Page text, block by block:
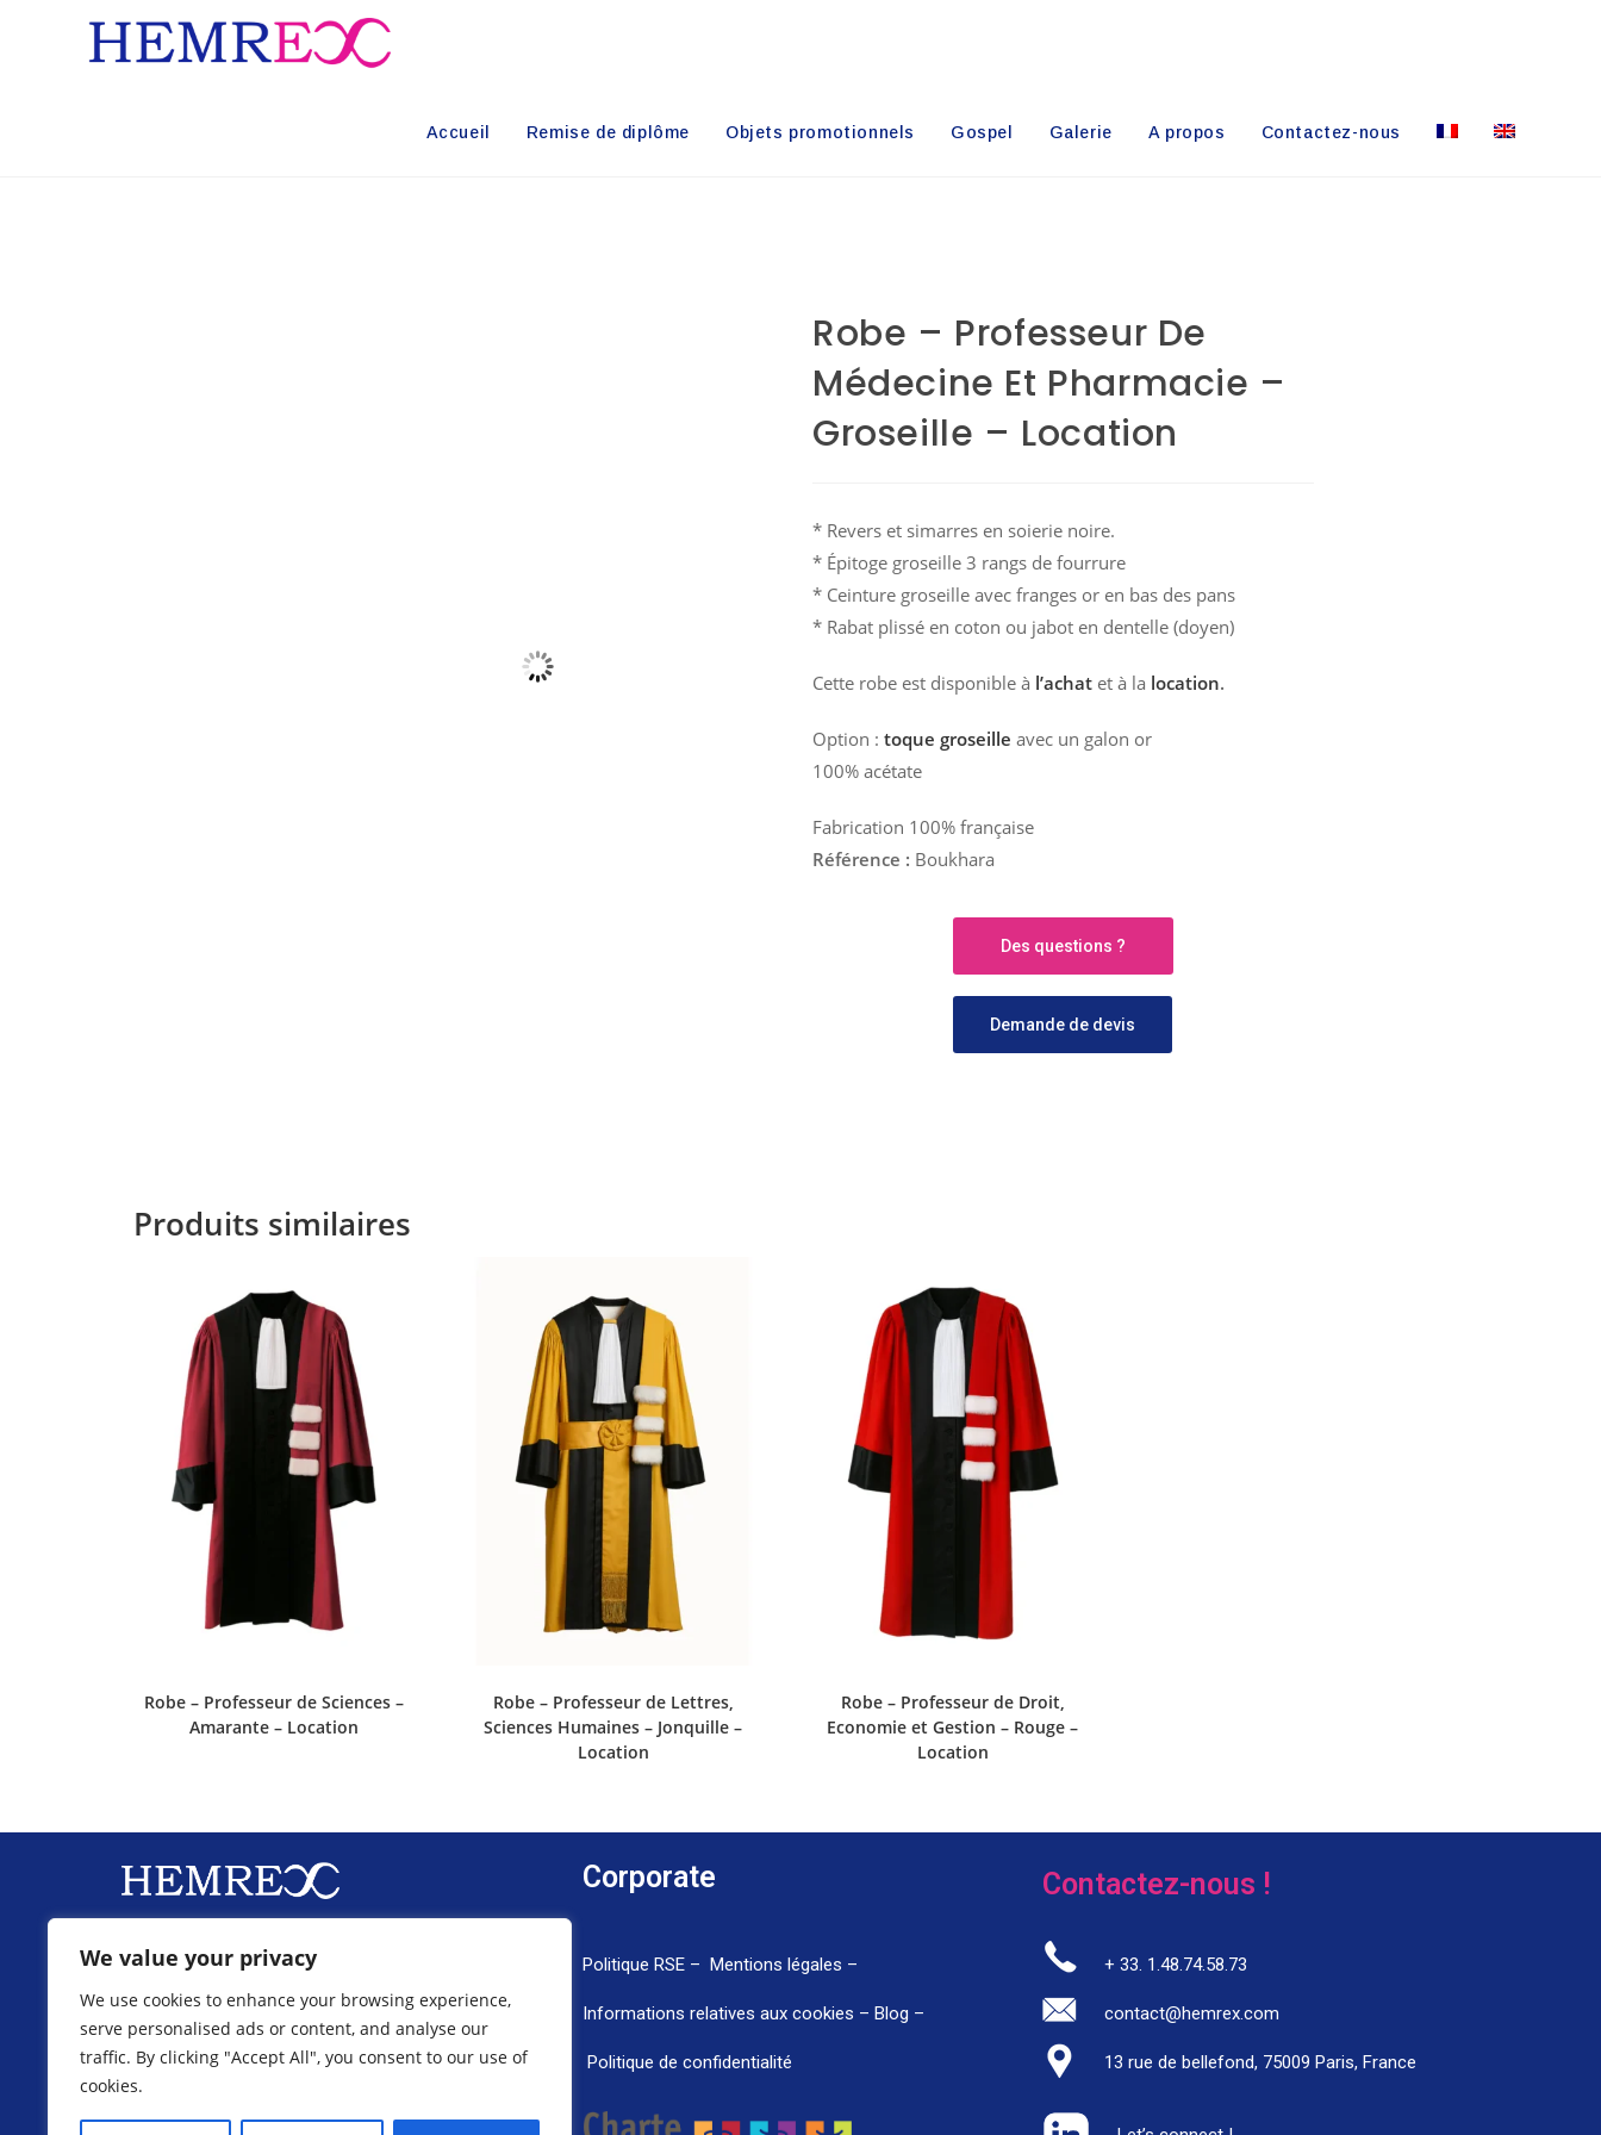
We value your privacy
We use cookies to enhance your browsing experience,
serve personalised ads or content, and analyse our
traffic. By clicking "Accept All", you consent to our use of
cookies.
Accueil Remise de diplôme Objets promotionnels Gospel Galerie A propos Contactez-nous
Robe – Professeur De
Médecine Et Pharmacie –
Groseille – Location
* Revers et simarres en soierie noire.
* Épitoge groseille 3 rangs de fourrure
* Ceinture groseille avec franges or en bas des pans
* Rabat plissé en coton ou jabot en dentelle (doyen)
Cette robe est disponible à l’achat et à la location.
Option : toque groseille avec un galon or
100% acétate
Fabrication 100% française
Référence : Boukhara
Des questions ?
Demande de devis
Produits similaires
Robe – Professeur de Sciences –
Amarante – Location
Robe – Professeur de Lettres,
Sciences Humaines – Jonquille –
Location
Robe – Professeur de Droit,
Economie et Gestion – Rouge –
Location
Corporate Contactez-nous !
Demander un devis personnalisé
FAQ–Ils nous font confiance
Techniques de personnalisation
Politique RSE – Mentions légales –
Informations relatives aux cookies – Blog –
Politique de confidentialité
+ 33. 1.48.74.58.73
contact@hemrex.com
13 rue de bellefond, 75009 Paris, France